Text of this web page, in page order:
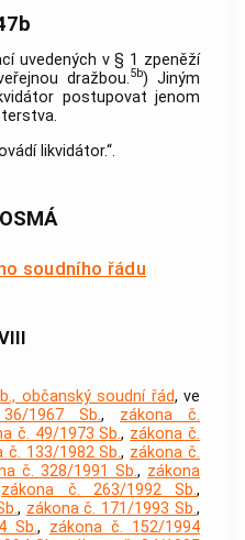
uvedených v § 1 zpeněží
dražbou.5b) Jiným
postupovat jenom
likvidátor.“.
soudního řádu
občanský soudní řád, ve
1967 Sb., zákona č.
č. 49/1973 Sb., zákona č.
č. 133/1982 Sb., zákona č.
č. 328/1991 Sb., zákona
zákona č. 263/1992 Sb.,
, zákona č. 171/1993 Sb.,
Sb., zákona č. 152/1994